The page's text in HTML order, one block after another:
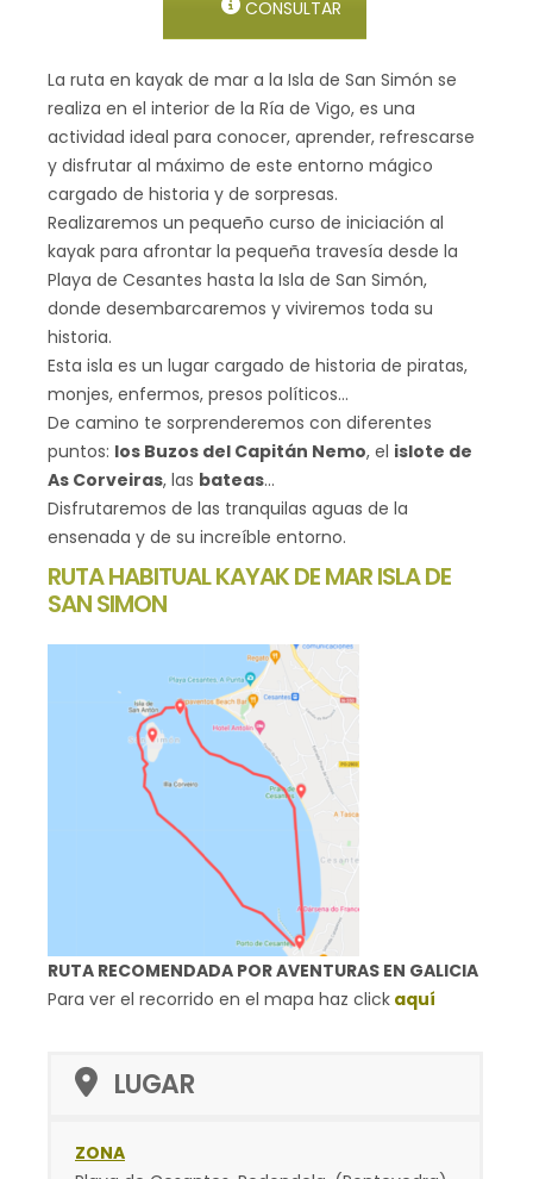
CONSULTAR
La ruta en kayak de mar a la Isla de San Simón se
realiza en el interior de la Ría de Vigo, es una
actividad ideal para conocer, aprender, refrescarse
y disfrutar al máximo de este entorno mágico
cargado de historia y de sorpresas.
Realizaremos un pequeño curso de iniciación al
kayak para afrontar la pequeña travesía desde la
Playa de Cesantes hasta la Isla de San Simón,
donde desembarcaremos y viviremos toda su
historia.
Esta isla es un lugar cargado de historia de piratas,
monjes, enfermos, presos políticos…
De camino te sorprenderemos con diferentes
puntos: los Buzos del Capitán Nemo, el islote de
As Corveiras, las bateas…
Disfrutaremos de las tranquilas aguas de la
ensenada y de su increíble entorno.
RUTA HABITUAL KAYAK DE MAR ISLA DE
SAN SIMON
RUTA RECOMENDADA POR AVENTURAS EN GALICIA
Para ver el recorrido en el mapa haz click aquí
LUGAR
ZONA